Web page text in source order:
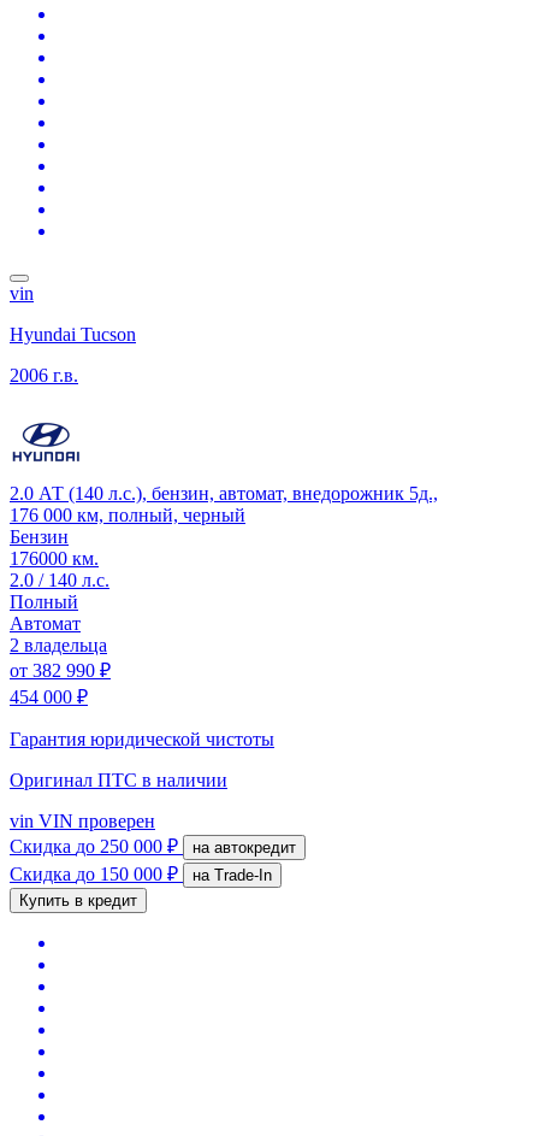
vin
Hyundai Tucson
2006 г.в.
2.0 АТ (140 л.с.), бензин, автомат, внедорожник 5д.,
176 000 км, полный, черный
Бензин
176000 км.
2.0 / 140 л.с.
Полный
Автомат
2 владельца
от 382 990 ₽
454 000 ₽
Гарантия юридической чистоты
Оригинал ПТС в наличии
vin VIN проверен
Скидка до 250 000 ₽ на автокредит
Скидка до 150 000 ₽
на Trade-In
Купить в кредит